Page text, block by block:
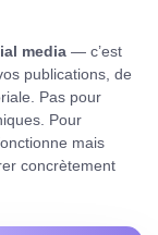
media — c’est
publications, de
Pas pour
Pour
mais
concrètement